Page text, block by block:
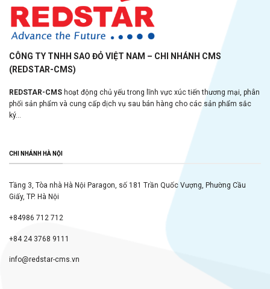
CÔNG TY TNHH SAO ĐỎ VIỆT NAM – CHI NHÁNH CMS
(REDSTAR-CMS)
REDSTAR-CMS hoạt động chủ yếu trong lĩnh vực xúc tiến thương mại, phân
phối sản phẩm và cung cấp dịch vụ sau bán hàng cho các sản phẩm sắc
ký...
CHI NHÁNH HÀ NỘI
Tầng 3, Tòa nhà Hà Nội Paragon, số 181 Trần Quốc Vượng, Phường Cầu
Giấy, TP. Hà Nội
+84986 712 712
+84 24 3768 9111
info@redstar-cms.vn